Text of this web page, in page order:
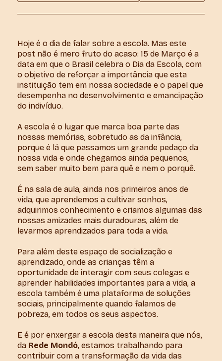
Hoje é o dia de falar sobre a escola. Mas este
post não é mero fruto do acaso: 15 de Março é a
data em que o Brasil celebra o Dia da Escola, com
o objetivo de reforçar a importância que esta
instituição tem em nossa sociedade e o papel que
desempenha no desenvolvimento e emancipação
do indivíduo.
A escola é o lugar que marca boa parte das
nossas memórias, sobretudo as da infância,
porque é lá que passamos um grande pedaço da
nossa vida e onde chegamos ainda pequenos,
sem saber muito bem para quê e nem o porquê.
É na sala de aula, ainda nos primeiros anos de
vida, que aprendemos a cultivar sonhos,
adquirimos conhecimento e criamos algumas das
nossas amizades mais duradouras, além de
levarmos aprendizados para toda a vida.
Para além deste espaço de socialização e
aprendizado, onde as crianças têm a
oportunidade de interagir com seus colegas e
aprender habilidades importantes para a vida, a
escola também é uma plataforma de soluções
sociais, principalmente quando falamos de
pobreza, em todos os seus aspectos.
E é por enxergar a escola desta maneira que nós,
da Rede Mondó, estamos trabalhando para
contribuir com a transformação da vida das